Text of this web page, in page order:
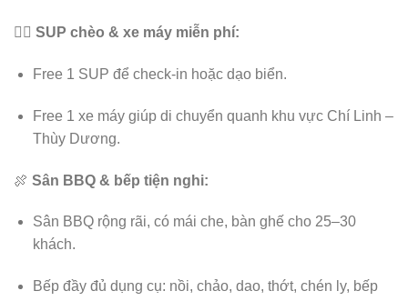
🚣‍♂️ SUP chèo & xe máy miễn phí:
Free 1 SUP để check-in hoặc dạo biển.
Free 1 xe máy giúp di chuyển quanh khu vực Chí Linh –
Thùy Dương.
🍖 Sân BBQ & bếp tiện nghi:
Sân BBQ rộng rãi, có mái che, bàn ghế cho 25–30
khách.
Bếp đầy đủ dụng cụ: nồi, chảo, dao, thớt, chén ly, bếp